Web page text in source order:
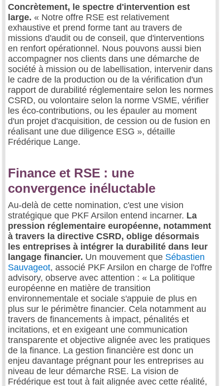
Concrètement, le spectre d'intervention est
large. « Notre offre RSE est relativement
exhaustive et prend forme tant au travers de
missions d'audit ou de conseil, que d'interventions
en renfort opérationnel. Nous pouvons aussi bien
accompagner nos clients dans une démarche de
société à mission ou de labellisation, intervenir dans
le cadre de la production ou de la vérification d'un
rapport de durabilité réglementaire selon les normes
CSRD, ou volontaire selon la norme VSME, vérifier
les éco-contributions, ou les épauler au moment
d'un projet d'acquisition, de cession ou de fusion en
réalisant une due diligence ESG », détaille
Frédérique Lange.
Finance et RSE : une
convergence inéluctable
Au-delà de cette nomination, c'est une vision
stratégique que PKF Arsilon entend incarner. La
pression réglementaire européenne, notamment
à travers la directive CSRD, oblige désormais
les entreprises à intégrer la durabilité dans leur
langage financier. Un mouvement que Sébastien
Sauvageot, associé PKF Arsilon en charge de l'offre
advisory, observe avec attention : « La politique
européenne en matière de transition
environnementale et sociale s'appuie de plus en
plus sur le périmètre financier. Cela notamment au
travers de financements à impact, pénalités et
incitations, et en exigeant une communication
transparente et objective alignée avec les pratiques
de la finance. La gestion financière est donc un
enjeu davantage prégnant pour les entreprises au
niveau de leur démarche RSE. La vision de
Frédérique est tout à fait alignée avec cette réalité,